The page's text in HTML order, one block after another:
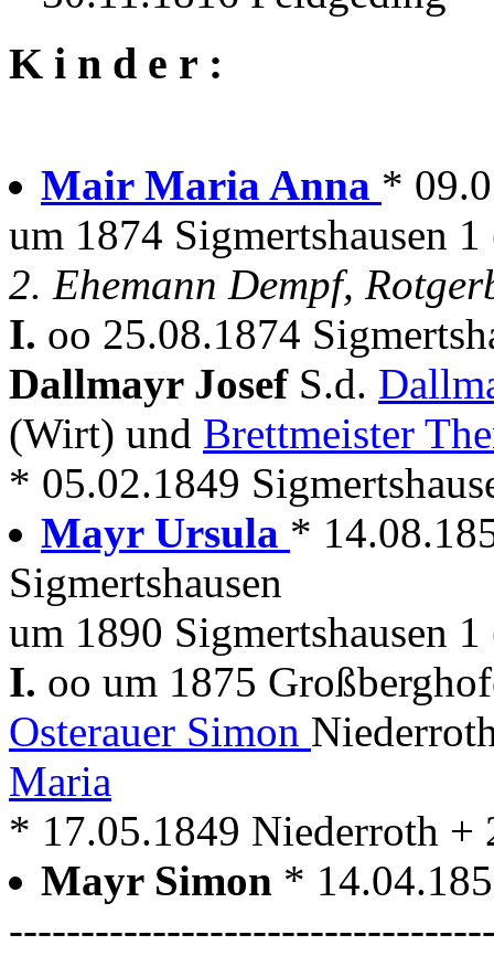
K i n d e r :
Mair Maria Anna *
um 1874 Sigmertshausen
2. Ehemann Dempf,
I. oo 25.08.1874
Dallmayr Josef S.d.
(Wirt) und Brettmeister
* 05.02.1849
Mayr Ursula *
Sigmertshausen
um 1890 Sigmertshausen
I. oo um 1875
Osterauer Simon
Maria
* 17.05.1849 Niederroth +
Mayr Simon *